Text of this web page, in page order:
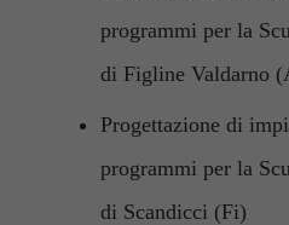
programmi per la
di Figline Valdarno
Progettazione di
programmi per la
di Scandicci (Fi)